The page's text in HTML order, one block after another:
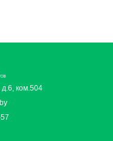
д.6, ком.504